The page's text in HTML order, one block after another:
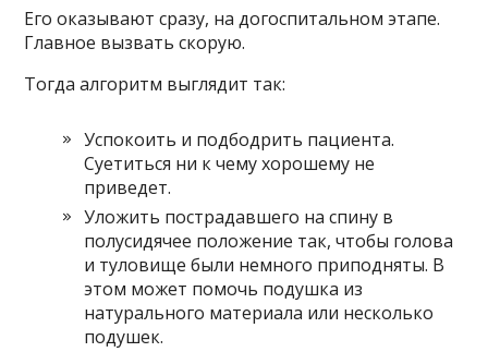
Его оказывают сразу, на догоспитальном этапе.
Главное вызвать скорую.
Тогда алгоритм выглядит так:
Успокоить и подбодрить пациента.
Суетиться ни к чему хорошему не
приведет.
Уложить пострадавшего на спину в
полусидячее положение так, чтобы голова
и туловище были немного приподняты. В
этом может помочь подушка из
натурального материала или несколько
подушек.